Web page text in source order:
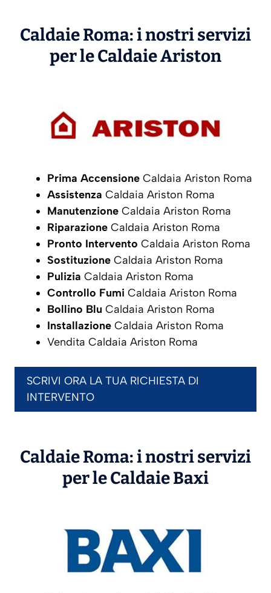
Caldaie Roma: i nostri servizi
per le CaldaieAriston
Prima Accensione Caldaia Ariston Roma
Assistenza Caldaia Ariston Roma
Manutenzione Caldaia Ariston Roma
Riparazione Caldaia Ariston Roma
Pronto Intervento Caldaia Ariston Roma
Sostituzione Caldaia Ariston Roma
Pulizia Caldaia Ariston Roma
Controllo Fumi Caldaia Ariston Roma
Bollino Blu Caldaia Ariston Roma
Installazione Caldaia Ariston Roma
Vendita Caldaia Ariston Roma
SCRIVI ORA LA TUA RICHIESTA DI
INTERVENTO
Caldaie Roma: i nostri servizi
per le CaldaieBaxi